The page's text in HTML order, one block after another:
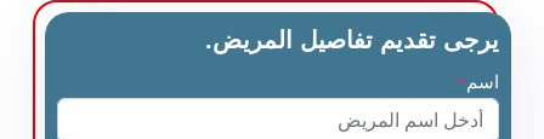
يرجى تقديم تفاصيل المريض.
اسم *